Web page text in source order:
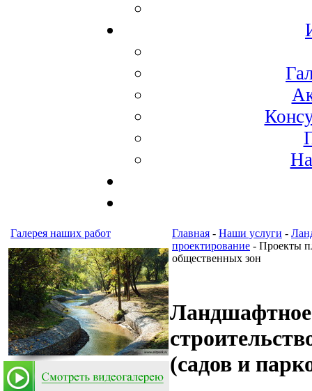
Галерея наших работ Главная - Наши услуги -
проектирование - Проекты
общественных зон
Ландшафтное
(садов и